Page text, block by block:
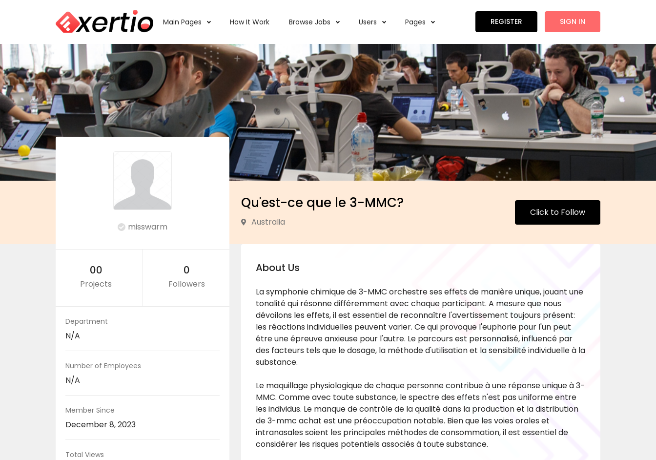
Main Pages How It Work Browse Jobs Users Pages REGISTER SIGN IN
Qu'est-ce que le 3-MMC?
Australia
Click to Follow
misswarm
00
Projects
0
Followers
Department
N/A
Number of Employees
N/A
Member Since
December 8, 2023
Total Views
About Us
La symphonie chimique de 3-MMC orchestre ses effets de manière unique, jouant une
tonalité qui résonne différemment avec chaque participant. A mesure que nous
dévoilons les effets, il est essentiel de reconnaître l'avertissement toujours présent:
les réactions individuelles peuvent varier. Ce qui provoque l'euphorie pour l'un peut
être une épreuve anxieuse pour l'autre. Le parcours est personnalisé, influencé par
des facteurs tels que le dosage, la méthode d'utilisation et la sensibilité individuelle à la
substance.
Le maquillage physiologique de chaque personne contribue à une réponse unique à 3-
MMC. Comme avec toute substance, le spectre des effets n'est pas uniforme entre
les individus. Le manque de contrôle de la qualité dans la production et la distribution
de3-mmc achat est une préoccupation notable. Bien que les voies orales et
intranasales soient les principales méthodes de consommation, il est essentiel de
considérer les risques potentiels associés à toute substance.